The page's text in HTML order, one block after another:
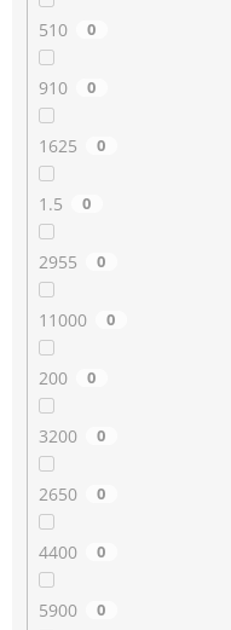
510 0
910 0
1625 0
1.5 0
2955 0
11000 0
200 0
3200 0
2650 0
4400 0
5900 0